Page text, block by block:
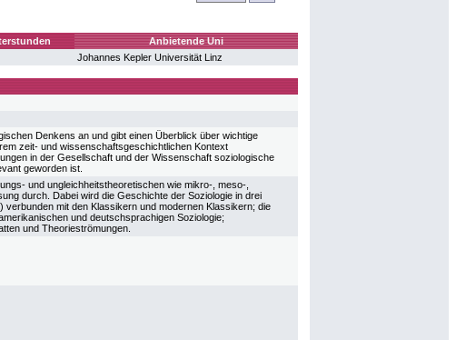
Anbietende Uni
Johannes Kepler Universität Linz
Denkens an und gibt einen Überblick über wichtige
zeit- und wissenschaftsgeschichtlichen Kontext
in der Gesellschaft und der Wissenschaft soziologische
geworden ist.
und ungleichheitstheoretischen wie mikro-, meso-,
durch. Dabei wird die Geschichte der Soziologie in drei
mit den Klassikern und modernen Klassikern; die
und deutschsprachigen Soziologie;
und Theorieströmungen.